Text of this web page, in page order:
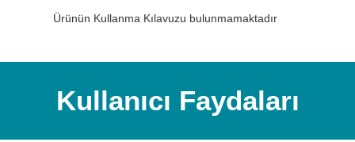
Ürünün Kullanma Kılavuzu bulunmamaktadır
Kullanıcı Faydaları